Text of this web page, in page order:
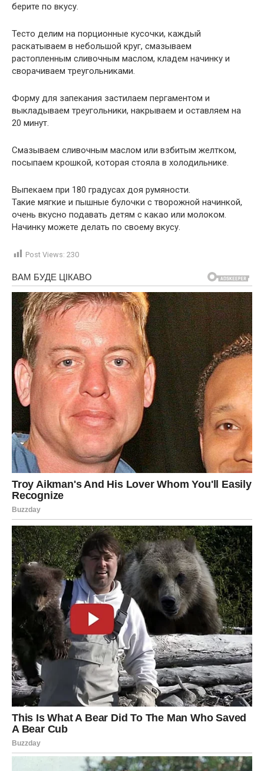
берите по вкусу.
Тесто делим на порционные кусочки, каждый
раскатываем в небольшой круг, смазываем
растопленным сливочным маслом, кладем начинку и
сворачиваем треугольниками.
Форму для запекания застилаем пергаментом и
выкладываем треугольники, накрываем и оставляем на
20 минут.
Смазываем сливочным маслом или взбитым желтком,
посыпаем крошкой, которая стояла в холодильнике.
Выпекаем при 180 градусах доя румяности.
Такие мягкие и пышные булочки с творожной начинкой,
очень вкусно подавать детям с какао или молоком.
Начинку можете делать по своему вкусу.
Post Views: 230